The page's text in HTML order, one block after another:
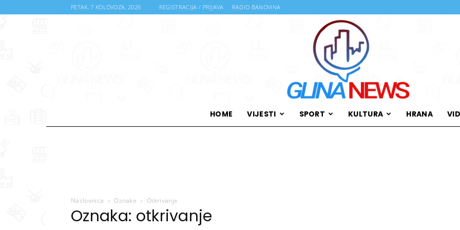
PETAK, 7 KOLOVOZA, 2026 REGISTRACIJA / PRIJAVA RADIO BANOVINA
HOME VIJESTI SPORT KULTURA HRANA
Naslovnica Oznake Otkrivanje
Oznaka: otkrivanje